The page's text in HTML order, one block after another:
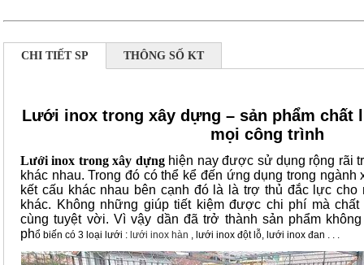
CHI TIẾT SP THÔNG SỐ KT
Lưới inox trong xây dựng – sản phẩm chất
mọi công trình
Lưới inox trong xây dựnghiện nay được sử dụng rộng rãi
khác nhau. Trong đó có thể kể đến ứng dụng trong
kết cấu khác nhau bên cạnh đó là là trợ thủ đắc lực cho
khác. Không những giúp tiết kiệm được chi phí mà
cùng tuyệt vời. Vì vậy dần đã trở thành sản phẩm
phổ biến có 3 loại lưới : lưới inox hàn , lưới inox đột lỗ, lưới inox đan . . .